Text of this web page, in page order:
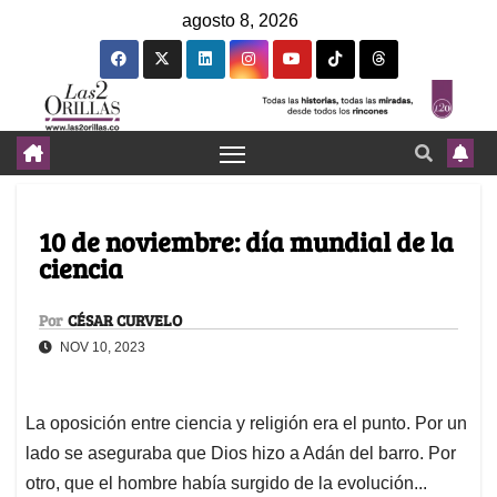
agosto 8, 2026
10 de noviembre: día mundial de la
ciencia
Por CÉSAR CURVELO
NOV 10, 2023
La oposición entre ciencia y religión era el punto. Por un
lado se aseguraba que Dios hizo a Adán del barro. Por
otro, que el hombre había surgido de la evolución...